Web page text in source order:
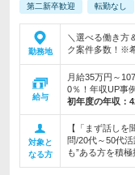
第二新卒歓迎 転勤なし
勤務地
＼選べる働き方
ク案件多数！※
給与
月給35万円～
0％！年収UP事
初年度の年収：
対象と
なる方
【「まず話し
問/20代～50代
も”ある方を積極